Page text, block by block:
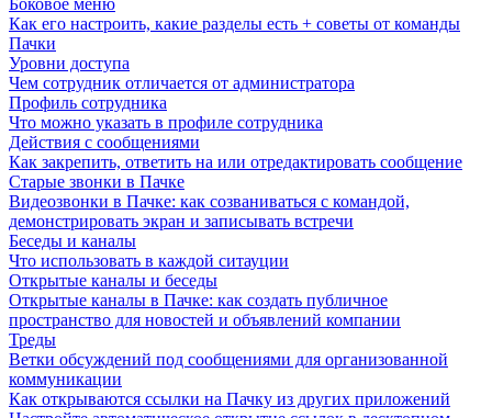
Боковое меню
Как его настроить, какие разделы есть + советы от команды
Пачки
Уровни доступа
Чем сотрудник отличается от администратора
Профиль сотрудника
Что можно указать в профиле сотрудника
Действия с сообщениями
Как закрепить, ответить на или отредактировать сообщение
Старые звонки в Пачке
Видеозвонки в Пачке: как созваниваться с командой,
демонстрировать экран и записывать встречи
Беседы и каналы
Что использовать в каждой ситауции
Открытые каналы и беседы
Открытые каналы в Пачке: как создать публичное
пространство для новостей и объявлений компании
Треды
Ветки обсуждений под сообщениями для организованной
коммуникации
Как открываются ссылки на Пачку из других приложений